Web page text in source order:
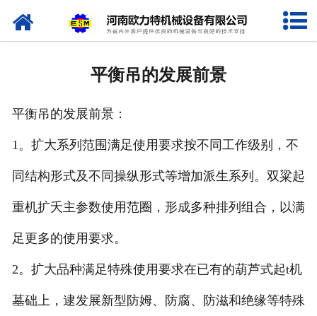
网站首页
企业相册
联系我们
平衡吊的发展前景
平衡吊的发展前景：
1。扩大系列范围满足使用要求按不同工作级别，不
同结构形式及不同操纵形式等增加派生系列。双粱起
重机扩夭主参数使用范圈，形成多种排列组合，以满
足更多的使用要求。
2。扩大品种满足特殊使用要求在已有的葫芦式起t机
墓础上，逮发展新型防姆、防腐、防滋和绝缘等特殊